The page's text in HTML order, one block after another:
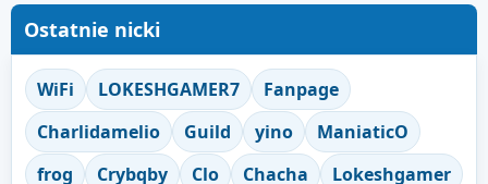
Ostatnie nicki
WiFi LOKESHGAMER7
Fanpage
Charlidamelio
Guild yino
ManiaticO
frog
Crybqby Clo Chacha Lokeshgamer